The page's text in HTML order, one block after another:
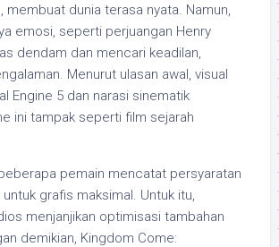
membuat dunia terasa nyata. Namun,
emosi, seperti perjuangan Henry
dendam dan mencari keadilan,
Menurut ulasan awal, visual
Engine 5 dan narasi sinematik
ini tampak seperti film sejarah
pemain mencatat persyaratan
grafis maksimal. Untuk itu,
menjanjikan optimisasi tambahan
demikian, Kingdom Come: